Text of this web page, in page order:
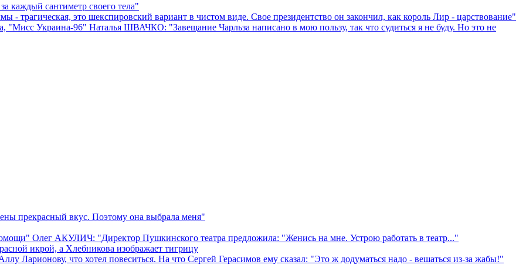
сантиметр своего тела"
это шекспировский вариант в чистом виде. Свое президентство он закончил, как король Лир - царствование"
"Мисс Украина-96" Наталья ШВАЧКО: "Завещание Чарльза написано в мою пользу, так что судиться я не буду. Но это не
прекрасный вкус. Поэтому она выбрала меня"
Олег АКУЛИЧ: "Директор Пушкинского театра предложила: "Женись на мне. Устрою работать в театр..."
икрой, а Хлебникова изображает тигрицу
Ларионову, что хотел повеситься. На что Сергей Герасимов ему сказал: "Это ж додуматься надо - вешаться из-за жабы!"